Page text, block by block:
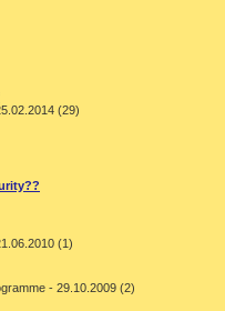
(29)
(1)
- 29.10.2009 (2)